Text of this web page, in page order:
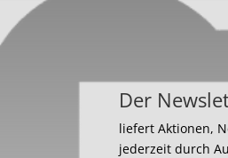
Der
liefert Aktionen,
jederzeit durch